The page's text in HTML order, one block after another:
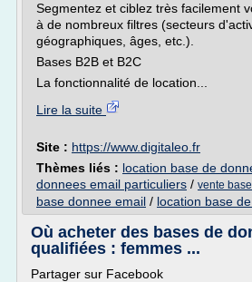
Segmentez et ciblez très facilement
à de nombreux filtres (secteurs
géographiques, âges, etc.).
Bases B2B et B2C
La fonctionnalité de location...
Lire la suite
Site : https://www.digitaleo.fr
Thèmes liés : location base de
donnees email particuliers / vente
base donnee email / location base
Où acheter des bases de
qualifiées : femmes ...
Partager sur Facebook